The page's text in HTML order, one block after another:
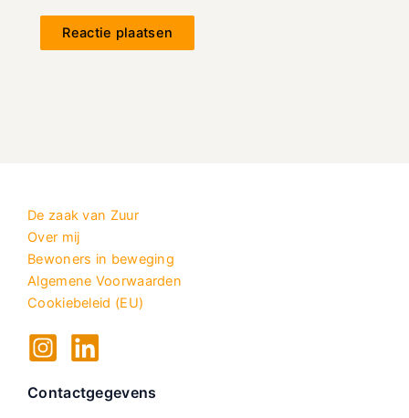
De zaak van Zuur
Over mij
Bewoners in beweging
Algemene Voorwaarden
Cookiebeleid (EU)
Contactgegevens